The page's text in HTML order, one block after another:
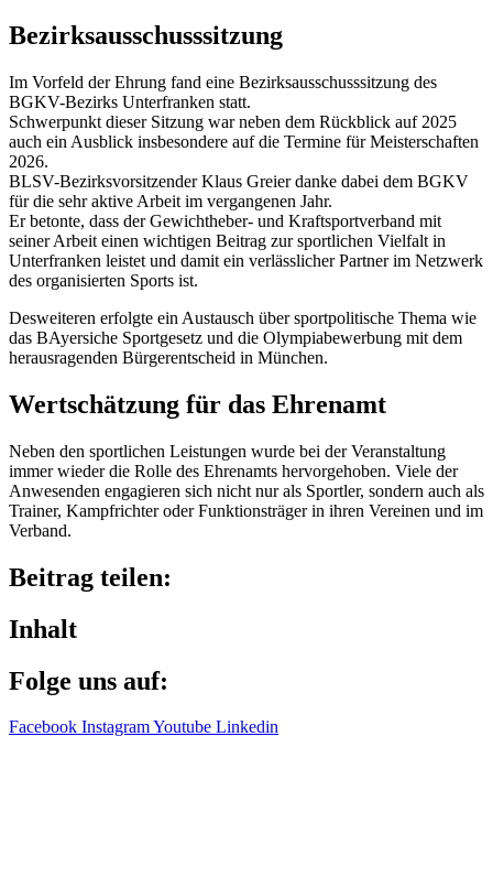
Bezirks­aus­schuss­sit­zung
Im Vorfeld der Ehrung fand eine Bezirks­aus­schuss­sit­zung des
BGKV-Bezirks Unter­fran­ken statt.
Schwer­punkt dieser Sitzung war neben dem Rück­blick auf 2025
auch ein Ausblick insbe­son­dere auf die Termine für Meis­ter­schaf­ten
2026.
BLSV-Bezirks­vor­sit­zen­der Klaus Greier danke dabei dem BGKV
für die sehr aktive Arbeit im vergan­ge­nen Jahr.
Er betonte, dass der Gewicht­he­ber- und Kraft­sport­ver­band mit
seiner Arbeit einen wich­ti­gen Beitrag zur sport­li­chen Viel­falt in
Unter­fran­ken leis­tet und damit ein verläss­li­cher Part­ner im Netz­werk
des orga­ni­sier­ten Sports ist.
Deswei­te­ren erfolgte ein Austausch über sport­po­li­ti­sche Thema wie
das BAyer­si­che Sport­ge­setz und die Olym­pia­be­wer­bung mit dem
heraus­ra­gen­den Bürger­ent­scheid in München.
Wert­schät­zung für das Ehrenamt
Neben den sport­li­chen Leis­tun­gen wurde bei der Veran­stal­tung
immer wieder die Rolle des Ehren­amts hervor­ge­ho­ben. Viele der
Anwe­sen­den enga­gie­ren sich nicht nur als Sport­ler, sondern auch als
Trai­ner, Kampf­rich­ter oder Funk­ti­ons­trä­ger in ihren Verei­nen und im
Verband.
Beitrag teilen:
Inhalt
Folge uns auf:
Facebook InstagramYoutube Linkedin